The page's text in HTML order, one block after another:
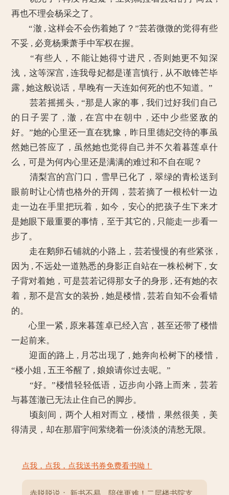
再也不理会杨采之了。
“澈 , 这样会不会伤着她了？”芸若微微的觉得有些
不妥 , 必竟杨秉萧手中军权在握。
“有些人，不能让她得寸进尺 , 否则她更不知深
浅，这等深宫 , 连我母妃都是谨言慎行 , 从不敢锋芒毕
露 , 她这般说话，早晚有一天连如何死的也不知道。”
芸若摇摇头 , “那是人家的事 , 我们过好我们自己
的日子罢了 , 澈 , 在宫中在朝中 , 还中少些竖敌的
好。”她的心里还一直在犹豫，昨日里德妃交待的事虽
然她已答应了，虽然她也觉得自己并不欠着暮莲卓什
么，可是为何内心里还是满满的难过和不自在呢？
清梨宫的宫门口，雪早已化了，翠绿的青松送到
眼前时让心情也格外的开阔，芸若摘了一根松针一边
走一边在手里把玩着，如今，安心的把孩子生下来才
是她眼下最重要的事情，至于其它的 , 只能走一步看一
步了。
走在鹅卵石铺就的小路上，芸若慢慢的有些紧张 ,
因为 , 不远处一道熟悉的身影正自站在一株松树下 , 女
子背对着她，可是芸若记得那女子的身形 , 还有她的衣
着，那不是宫女的装扮 , 她是楼惜 , 芸若自知不会看错
的。
心里一紧 , 原来暮莲卓已经入宫，甚至还带了楼惜
一起前来。
迎面的路上 , 月芯出现了 , 她奔向松树下的楼惜 ,
“楼小姐 , 五王爷醒了 , 娘娘请你过去呢。”
“好。”楼惜轻轻低语，迈步向小路上而来，芸若
与暮莲澈已无法止住自己的脚步。
顷刻间，两个人相对而立，楼惜，果然很美，美
得清灵，却在那眉宇间萦绕着一份淡淡的清愁无限。
点我，点我，点我送书券免费看书呦！